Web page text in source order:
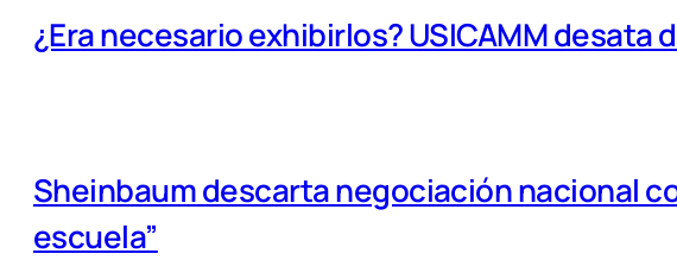
¿Era necesario exhibirlos? USICAMM
Sheinbaum descarta negociación nacional
escuela”